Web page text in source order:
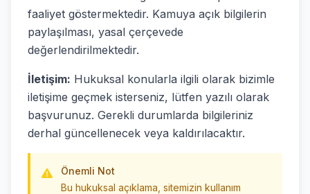
faaliyet göstermektedir. Kamuya açık bilgilerin
paylaşılması, yasal çerçevede
değerlendirilmektedir.
İletişim: Hukuksal konularla ilgili olarak bizimle
iletişime geçmek isterseniz, lütfen yazılı olarak
başvurunuz. Gerekli durumlarda bilgileriniz
derhal güncellenecek veya kaldırılacaktır.
Önemli Not
Bu hukuksal açıklama, sitemizin kullanım